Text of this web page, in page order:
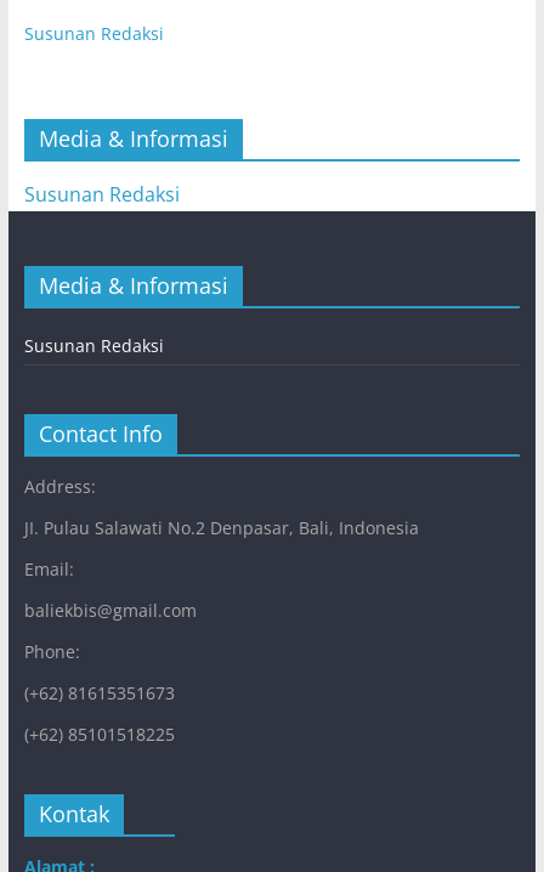
Susunan Redaksi
Media & Informasi
Susunan Redaksi
Media & Informasi
Susunan Redaksi
Contact Info
Address:
JI. Pulau Salawati No.2 Denpasar, Bali, Indonesia
Email:
baliekbis@gmail.com
Phone:
(+62) 81615351673
(+62) 85101518225
Kontak
Alamat :